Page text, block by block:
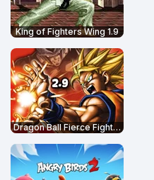
King of Fighters Wing 1.9
Dragon Ball Fierce Fighting 2.9